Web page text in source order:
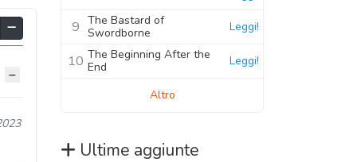
9 The Bastard of
Swordborne
Leggi!
10 The Beginning After the
End
Leggi!
Altro
Ultime aggiunte